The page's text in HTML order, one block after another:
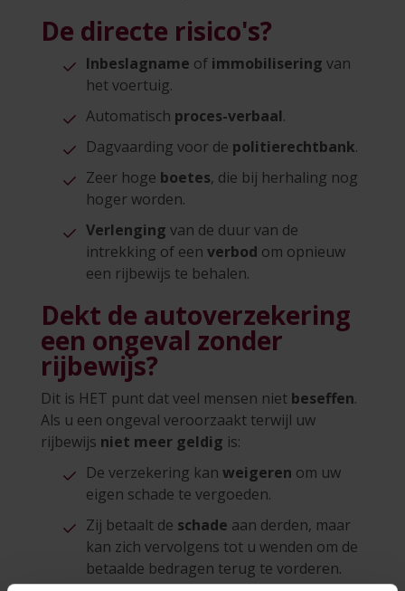
De directe risico's?
Inbeslagname of immobilisering van
het voertuig.
Automatisch proces-verbaal.
Dagvaarding voor de politierechtbank.
Zeer hoge boetes, die bij herhaling nog
hoger worden.
Verlenging van de duur van de
intrekking of een verbod om opnieuw
een rijbewijs te behalen.
Dekt de autoverzekering
een ongeval zonder
rijbewijs?
Dit is HET punt dat veel mensen niet beseffen.
Als u een ongeval veroorzaakt terwijl uw
rijbewijs niet meer geldig is:
De verzekering kan weigeren om uw
eigen schade te vergoeden.
Zij betaalt de schade aan derden, maar
kan zich vervolgens tot u wenden om de
betaalde bedragen terug te vorderen.